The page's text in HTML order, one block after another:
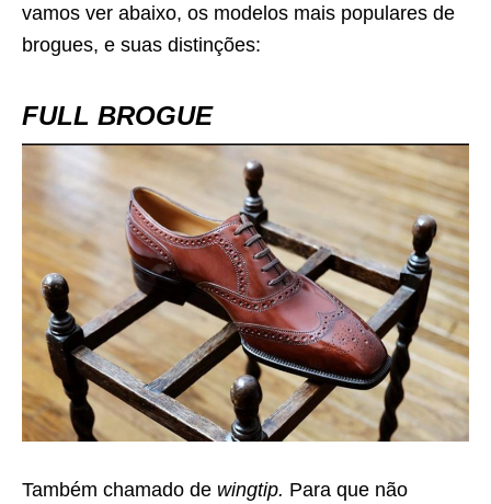
vamos ver abaixo, os modelos mais populares de
brogues, e suas distinções:
FULL BROGUE
Também chamado de wingtip. Para que não